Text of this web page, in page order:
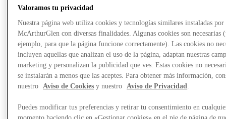
Más
Valoramos tu privacidad
Nuestra página web utiliza cookies y tecnologías similares instaladas por
McArthurGlen con diversas finalidades. Algunas cookies son necesarias
ejemplo, para que la página funcione correctamente). Las cookies no
incluyen aquellas que analizan el uso de la página, adaptan nuestras
marketing y personalizan la publicidad que ves. Estas cookies no
se instalarán a menos que las aceptes. Para obtener más información,
nuestro
Aviso de Cookies y nuestro Aviso de Privacidad.
Puedes modificar tus preferencias y retirar tu consentimiento en